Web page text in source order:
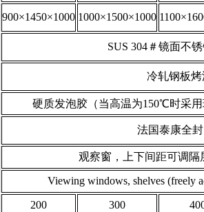
900×1450×1000 1000×1500×1000
SUS 304＃镜面不
冷轧钢板
硬质发泡胶（当高温为150℃时采用
法国泰康全
观察窗，上下间距可调隔
Viewing windows, shelves (freely
200 300